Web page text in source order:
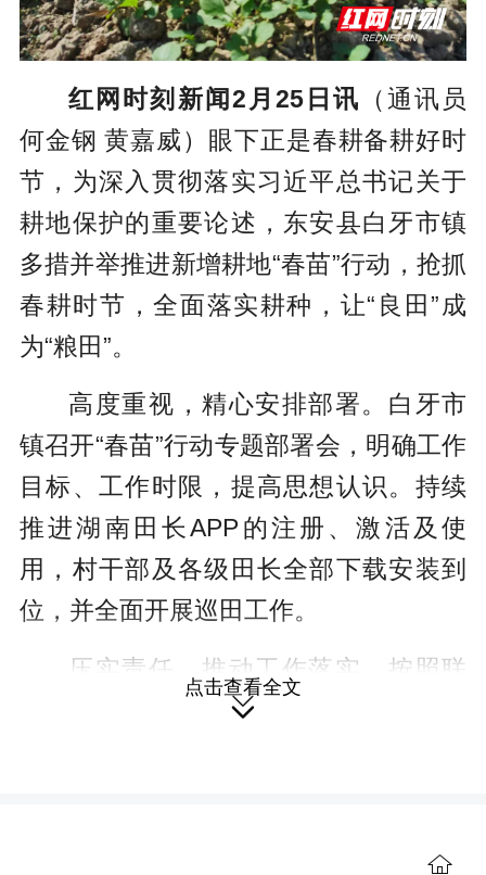
红网时刻新闻2月25日讯 （通讯员
何金钢 黄嘉威）眼下正是春耕备耕好时
节，为深入贯彻落实习近平总书记关于
耕地保护的重要论述，东安县白牙市镇
多措并举推进新增耕地“春苗”行动，抢抓
春耕时节，全面落实耕种，让“良田”成
为“粮田”。
高度重视，精心安排部署。白牙市
镇召开“春苗”行动专题部署会，明确工作
目标、工作时限，提高思想认识。持续
推进湖南田长APP的注册、激活及使
用，村干部及各级田长全部下载安装到
位，并全面开展巡田工作。
压实责任，推动工作落实。按照联
片领导总负责，驻村干部具体负责，村
点击查看全文
